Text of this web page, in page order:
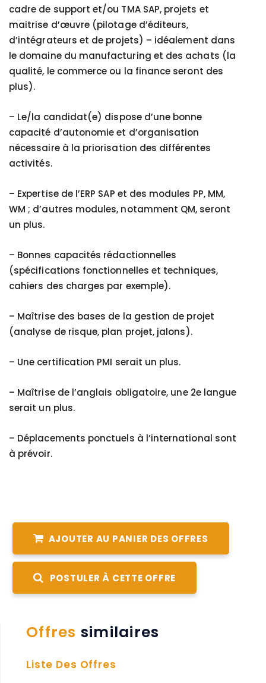
cadre de support et/ou TMA SAP, projets et
maitrise d’œuvre (pilotage d’éditeurs,
d’intégrateurs et de projets) – idéalement dans
le domaine du manufacturing et des achats (la
qualité, le commerce ou la finance seront des
plus).
– Le/la candidat(e) dispose d’une bonne
capacité d’autonomie et d’organisation
nécessaire à la priorisation des différentes
activités.
– Expertise de l’ERP SAP et des modules PP, MM,
WM ; d’autres modules, notamment QM, seront
un plus.
– Bonnes capacités rédactionnelles
(spécifications fonctionnelles et techniques,
cahiers des charges par exemple).
– Maîtrise des bases de la gestion de projet
(analyse de risque, plan projet, jalons).
– Une certification PMI serait un plus.
– Maîtrise de l’anglais obligatoire, une 2e langue
serait un plus.
– Déplacements ponctuels à l’international sont
à prévoir.
AJOUTER AU PANIER DES OFFRES
POSTULER À CETTE OFFRE
Offres similaires
Liste Des Offres